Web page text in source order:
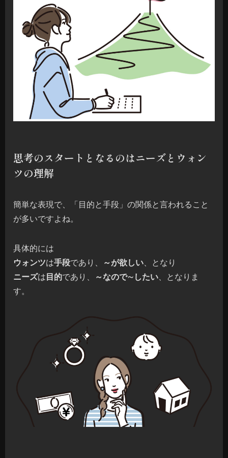
思考のスタートとなるのはニーズとウォン
ツの理解
簡単な表現で、「目的と手段」の関係と言われること
が多いですよね。
具体的には
ウォンツは手段であり、 ～が欲しい、となり
ニーズは目的であり、 ～なので∼したい、となりま
す。